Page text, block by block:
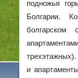
подножья
Болгарии.
и